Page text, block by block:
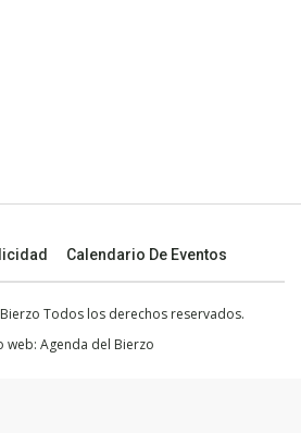
Calendario De Eventos
Todos los derechos reservados.
web: Agenda del Bierzo